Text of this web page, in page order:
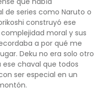
de series como Naruto o
construyó ese
moral y sus
a por qué me
Deku no era solo otro
chaval que todos
ser especial en un